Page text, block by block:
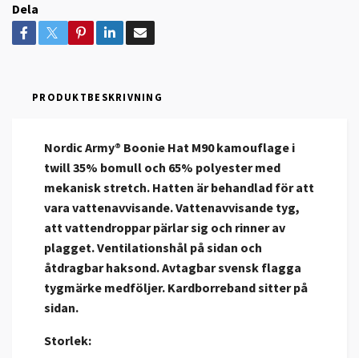
Dela
PRODUKTBESKRIVNING
Nordic Army® Boonie Hat M90 kamouflage i
twill 35% bomull och 65% polyester med
mekanisk stretch. Hatten är behandlad för att
vara vattenavvisande. Vattenavvisande tyg,
att vattendroppar pärlar sig och rinner av
plagget. Ventilationshål på sidan och
åtdragbar haksond. Avtagbar svensk flagga
tygmärke medföljer. Kardborreband sitter på
sidan.
Storlek: